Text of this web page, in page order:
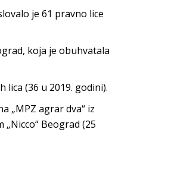
je 61 pravno lice
koja je obuhvatala
(36 u 2019. godini).
„MPZ agrar dva“ iz
„Nicco“ Beograd (25